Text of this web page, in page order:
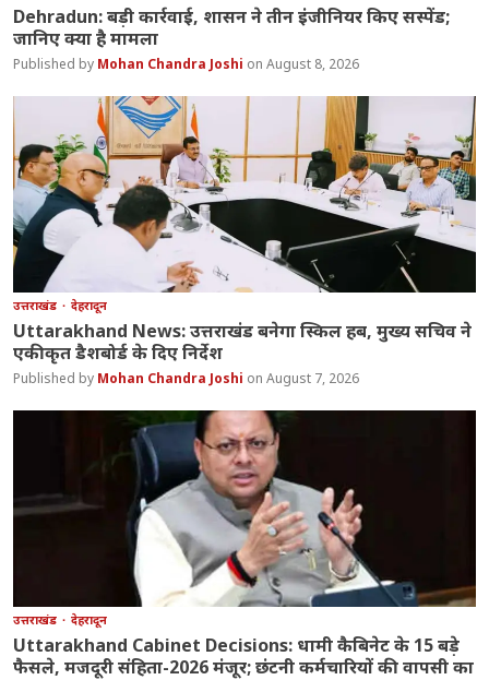
Dehradun: बड़ी कार्रवाई, शासन ने तीन इंजीनियर किए सस्पेंड;
जानिए क्या है मामला
Mohan Chandra Joshi August 8, 2026
उत्तराखंड देहरादून
Uttarakhand News: उत्तराखंड बनेगा स्किल हब, मुख्य सचिव ने
एकीकृत डैशबोर्ड के दिए निर्देश
Mohan Chandra Joshi August 7, 2026
उत्तराखंड देहरादून
Uttarakhand Cabinet Decisions: धामी कैबिनेट के 15 बड़े
फैसले, मजदूरी संहिता-2026 मंजूर; छंटनी कर्मचारियों की वापसी का